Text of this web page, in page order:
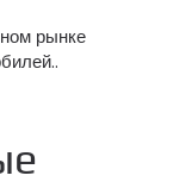
рынке